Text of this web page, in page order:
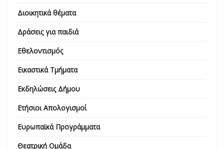
Διοικητικά θέματα
Δράσεις για παιδιά
Εθελοντισμός
Εικαστικά Τμήματα
Εκδηλώσεις Δήμου
Ετήσιοι Απολογισμοί
Ευρωπαϊκά Προγράμματα
Θεατρική Ομάδα